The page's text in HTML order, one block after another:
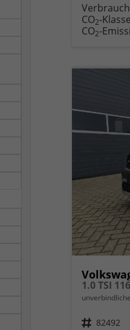
CO2-
CO2-
Fahrzeugnr. 82492